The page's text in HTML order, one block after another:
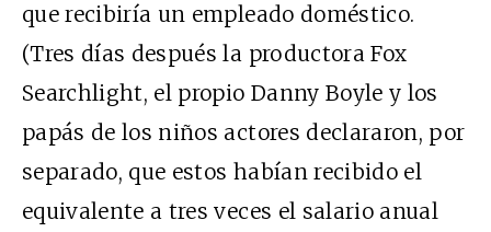
que recibiría un empleado doméstico.
(Tres días después la productora Fox
Searchlight, el propio Danny Boyle y los
papás de los niños actores declararon, por
separado, que estos habían recibido el
equivalente a tres veces el salario anual